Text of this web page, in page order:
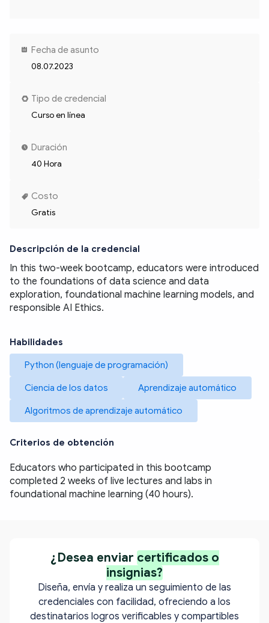
Fecha de asunto
08.07.2023
Tipo de credencial
Curso en línea
Duración
40 Hora
Costo
Gratis
Descripción de la credencial
In this two-week bootcamp, educators were introduced
to the foundations of data science and data
exploration, foundational machine learning models, and
responsible AI Ethics.
Habilidades
Python (lenguaje de programación)
Ciencia de los datos Aprendizaje automático
Algoritmos de aprendizaje automático
Criterios de obtención
Educators who participated in this bootcamp
completed 2 weeks of live lectures and labs in
foundational machine learning (40 hours).
¿Desea enviar certificados o
insignias?
Diseña, envía y realiza un seguimiento de las
credenciales con facilidad, ofreciendo a los
destinatarios logros verificables y compartibles